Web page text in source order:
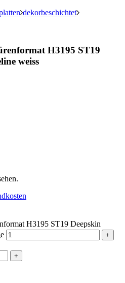
dekorbeschichtet
H3195 ST19
weiss
H3195 ST19 Deepskin
+
+